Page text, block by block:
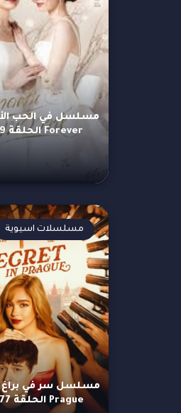
Forever الحلقة 9 مترجمة
Prague الحلقة 77 مترجمة
مسلسلات اسيوية